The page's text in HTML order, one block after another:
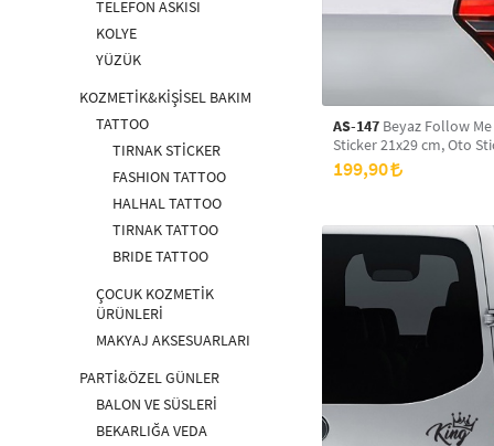
TELEFON ASKISI
KOLYE
YÜZÜK
KOZMETİK&KİŞİSEL BAKIM
TATTOO
TIRNAK STİCKER
FASHION TATTOO
HALHAL TATTOO
TIRNAK TATTOO
BRIDE TATTOO
ÇOCUK KOZMETİK
ÜRÜNLERİ
MAKYAJ AKSESUARLARI
PARTİ&ÖZEL GÜNLER
BALON VE SÜSLERİ
BEKARLIĞA VEDA
AS-147 Beyaz Follow
Sticker 21x29 cm, Oto
Sticker
199,90